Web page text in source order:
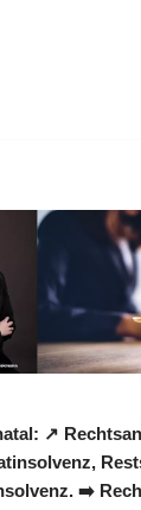
↗️
➡️